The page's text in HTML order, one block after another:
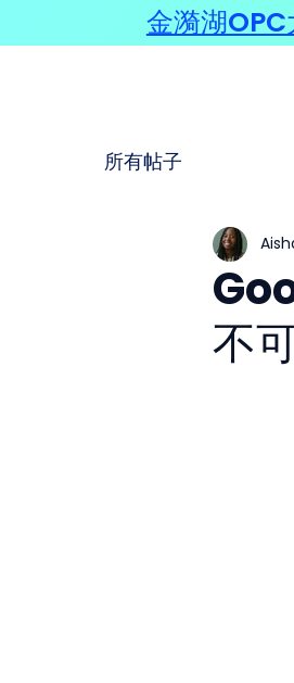
所有帖子
不
金漪湖